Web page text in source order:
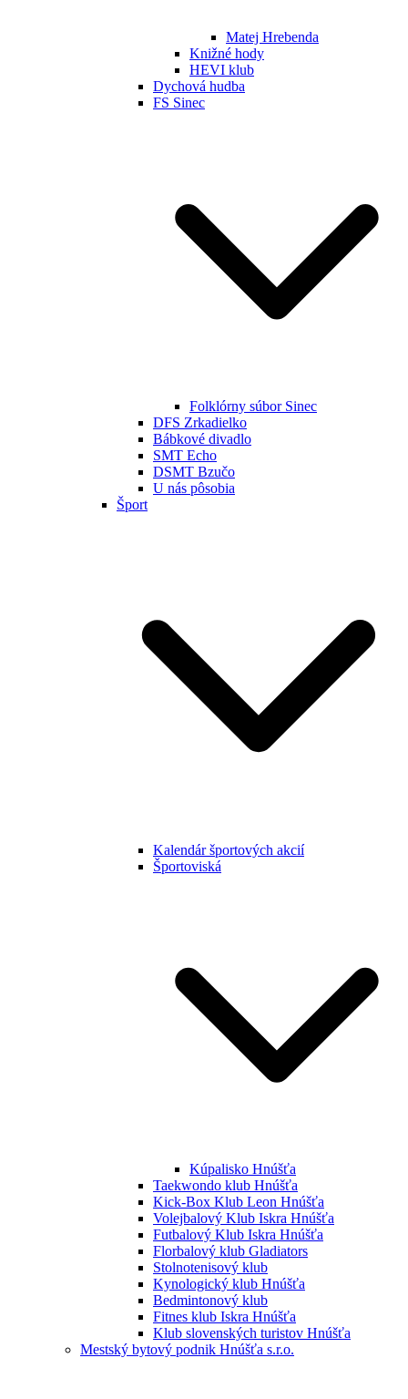
Matej Hrebenda
Knižné hody
HEVI klub
Dychová hudba
FS Sinec
Folklórny súbor Sinec
DFS Zrkadielko
Bábkové divadlo
SMT Echo
DSMT Bzučo
U nás pôsobia
Šport
Kalendár športových akcií
Športoviská
Kúpalisko Hnúšťa
Taekwondo klub Hnúšťa
Kick-Box Klub Leon Hnúšťa
Volejbalový Klub Iskra Hnúšťa
Futbalový Klub Iskra Hnúšťa
Florbalový klub Gladiators
Stolnotenisový klub
Kynologický klub Hnúšťa
Bedmintonový klub
Fitnes klub Iskra Hnúšťa
Klub slovenských turistov Hnúšťa
Mestský bytový podnik Hnúšťa s.r.o.